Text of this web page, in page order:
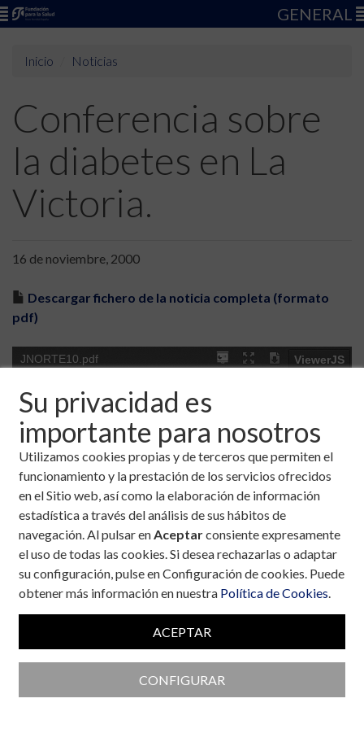
Su privacidad es
importante para nosotros
Utilizamos cookies propias y de terceros que permiten el
funcionamiento y la prestación de los servicios ofrecidos
en el Sitio web, así como la elaboración de información
estadística a través del análisis de sus hábitos de
navegación. Al pulsar enAceptarconsiente expresamente
el uso de todas las cookies. Si desea rechazarlas o adaptar
su configuración, pulse en Configuración de cookies. Puede
obtener más información en nuestra Política de Cookies.
ACEPTAR
CONFIGURAR
GENERAL
Inicio Noticias
Conferencia sobre
la diabetes en La
Victoria.
16 de noviembre, 2000
Descargar fichero de la noticia completa (formato
pdf)
Colaboran con la Fundación